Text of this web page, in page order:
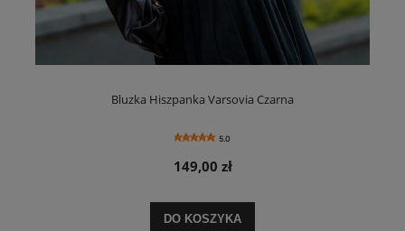
Bluzka Hiszpanka Varsovia Czarna
5.0
149,00 zł
DO KOSZYKA